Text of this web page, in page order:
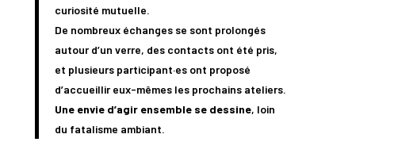
curiosité mutuelle.
De nombreux échanges se sont prolongés
autour d’un verre, des contacts ont été pris,
et plusieurs participant·es ont proposé
d’accueillir eux-mêmes les prochains ateliers.
Une envie d’agir ensemble se dessine, loin
du fatalisme ambiant.